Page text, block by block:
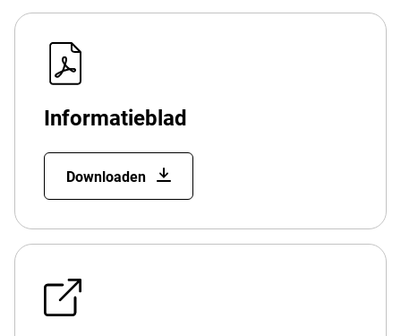
Informatieblad
Downloaden